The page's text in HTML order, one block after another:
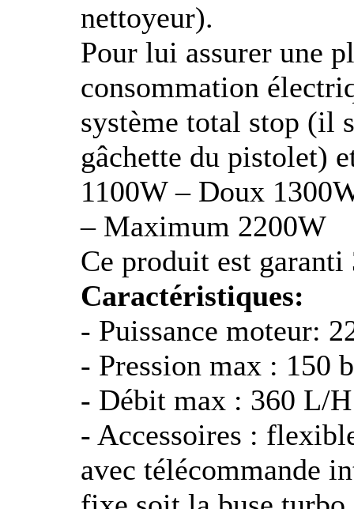
nettoyeur).
Pour lui assurer une
consommation
système total stop (il
gâchette du pistolet)
1100W – Doux
– Maximum 2200W
Ce produit est garanti
Caractéristiques:
- Puissance moteur:
- Pression max : 150
- Débit max : 360 L/H
- Accessoires :
avec télécommande